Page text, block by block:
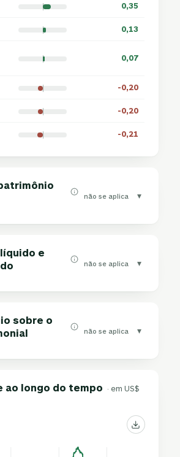
0,35
0,13
0,07
-0,20
-0,20
-0,21
não se aplica ▾
e
não se aplica ▾
sobre o
não se aplica ▾
ao longo do tempo · em US$